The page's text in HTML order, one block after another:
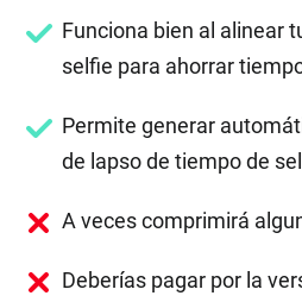
Funciona bien al alinear
selfie para ahorrar
Permite generar
de lapso de tiempo de
A veces comprimirá
Deberías pagar por la